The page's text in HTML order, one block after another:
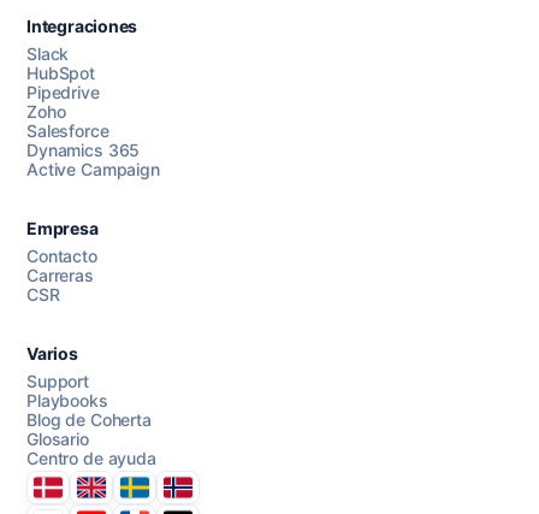
Chatea con nosotros
Integraciones
Slack
HubSpot
Pipedrive
Zoho
Salesforce
Dynamics 365
Active Campaign
Empresa
Contacto
Carreras
CSR
Varios
Support
Playbooks
Blog de Coherta
Glosario
Centro de ayuda
DanmarkUnited Kingdom
SverigeNorge